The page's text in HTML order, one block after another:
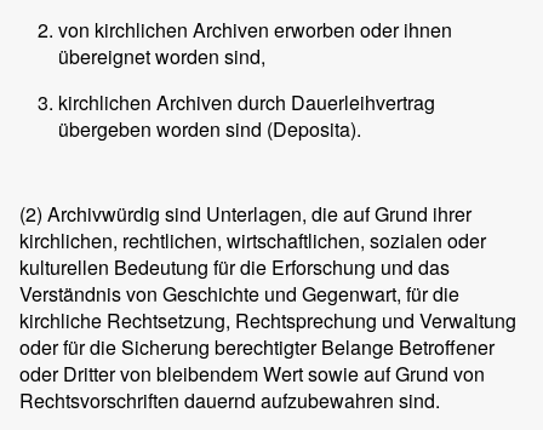
von kirchlichen Archiven erworben oder ihnen
übereignet worden sind,
kirchlichen Archiven durch Dauerleihvertrag
übergeben worden sind (Deposita).
(2) Archivwürdig sind Unterlagen, die auf Grund ihrer
kirchlichen, rechtlichen, wirtschaftlichen, sozialen oder
kulturellen Bedeutung für die Erforschung und das
Verständnis von Geschichte und Gegenwart, für die
kirchliche Rechtsetzung, Rechtsprechung und Verwaltung
oder für die Sicherung berechtigter Belange Betroffener
oder Dritter von bleibendem Wert sowie auf Grund von
Rechtsvorschriften dauernd aufzubewahren sind.